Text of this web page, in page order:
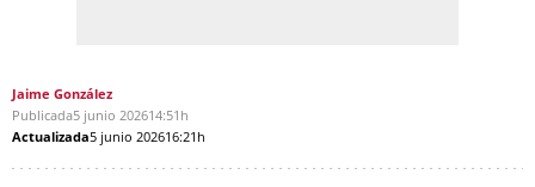
Jaime González
Publicada5 junio 202614:51h
Actualizada5 junio 202616:21h